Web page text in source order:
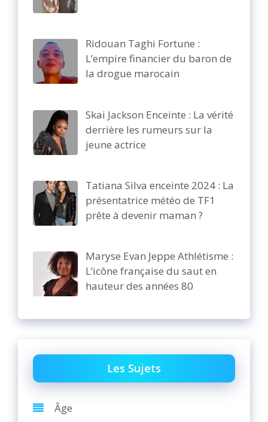
Ridouan Taghi Fortune :
L’empire financier du baron de
la drogue marocain
Skai Jackson Enceinte : La vérité
derrière les rumeurs sur la
jeune actrice
Tatiana Silva enceinte 2024 : La
présentatrice météo de TF1
prête à devenir maman ?
Maryse Evan Jeppe Athlétisme :
L’icône française du saut en
hauteur des années 80
Les Sujets
Âge